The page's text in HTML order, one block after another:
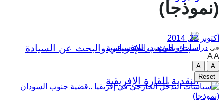
(نموذجا)
أكتوبر 22, 2014
في دراسات وبحوث,دراسة سياسية
AA
A
A
Reset